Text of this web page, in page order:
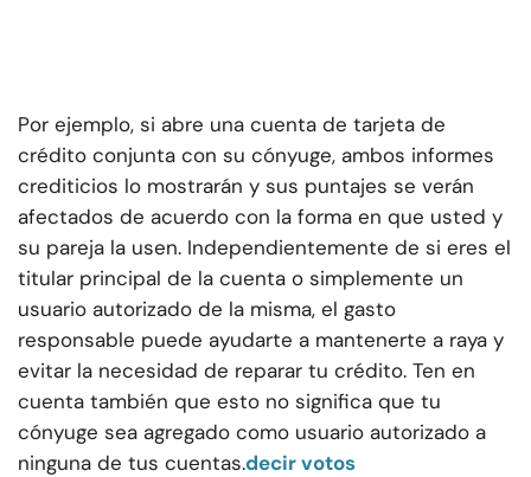
Por ejemplo, si abre una cuenta de tarjeta de
crédito conjunta con su cónyuge, ambos informes
crediticios lo mostrarán y sus puntajes se verán
afectados de acuerdo con la forma en que usted y
su pareja la usen. Independientemente de si eres el
titular principal de la cuenta o simplemente un
usuario autorizado de la misma, el gasto
responsable puede ayudarte a mantenerte a raya y
evitar la necesidad de reparar tu crédito. Ten en
cuenta también que esto no significa que tu
cónyuge sea agregado como usuario autorizado a
ninguna de tus cuentas.decir votos